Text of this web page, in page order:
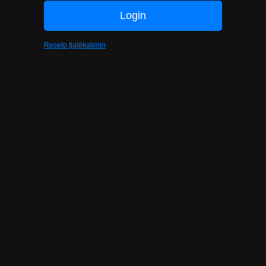
Reseto fjalëkalimin